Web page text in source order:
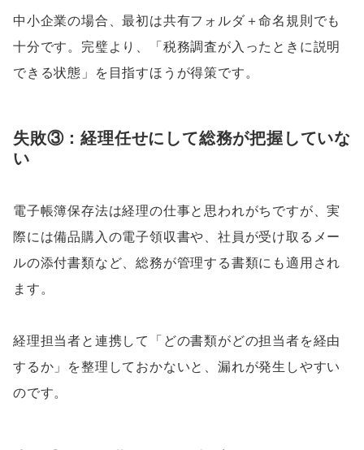
中小企業の場合、最初は共有フォルダ＋命名規則でも
十分です。完璧より、「税務調査が入ったときに説明
できる状態」を目指すほうが得策です。
失敗③：経理任せにして総務が把握していな
い
電子帳簿保存法は経理の仕事と思われがちですが、実
際には備品購入の電子領収書や、社員が受け取るメー
ルの添付書類など、総務が管理する書類にも適用され
ます。
経理担当者と連携して「どの書類がどの担当者を経由
するか」を整理しておかないと、漏れが発生しやすい
のです。